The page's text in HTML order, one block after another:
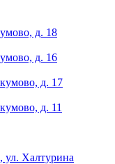
д. 18
д. 16
д. 17
д. 11
ул. Халтурина